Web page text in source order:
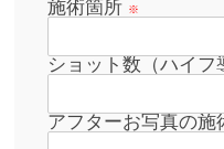
施術箇所 ※
ショット数（ハイフ
アフターお写真の施